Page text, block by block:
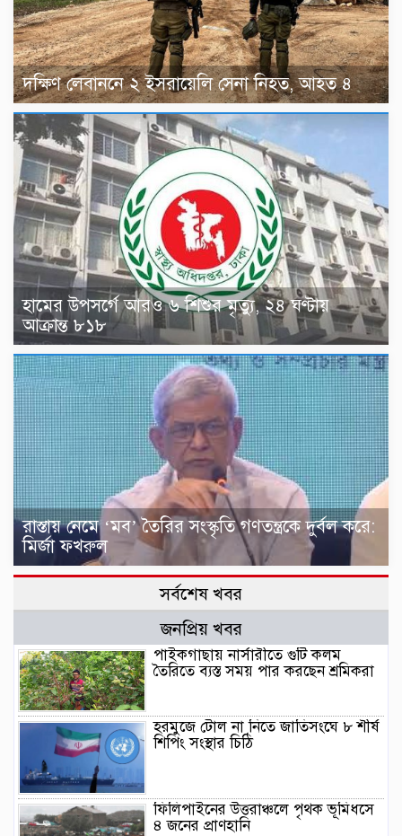
দক্ষিণ লেবাননে ২ ইসরায়েলি সেনা নিহত, আহত ৪
হামের উপসর্গে আরও ৬ শিশুর মৃত্যু, ২৪ ঘণ্টায়
আক্রান্ত ৮১৮
রাস্তায় নেমে ‘মব’ তৈরির সংস্কৃতি গণতন্ত্রকে দুর্বল করে:
মির্জা ফখরুল
সর্বশেষ খবর
জনপ্রিয় খবর
পাইকগাছায় নার্সারীতে গুটি কলম
তৈরিতে ব্যস্ত সময় পার করছেন শ্রমিকরা
হরমুজে টোল না নিতে জাতিসংঘে ৮ শীর্ষ
শিপিং সংস্থার চিঠি
ফিলিপাইনের উত্তরাঞ্চলে পৃথক ভূমিধসে
৪ জনের প্রাণহানি